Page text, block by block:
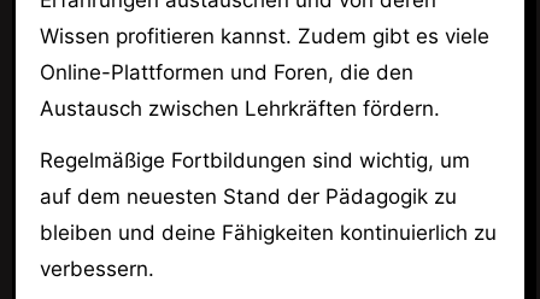
Wissen profitieren kannst. Zudem gibt es viele
Online-Plattformen und Foren, die den
Austausch zwischen Lehrkräften fördern.
Regelmäßige Fortbildungen sind wichtig, um
auf dem neuesten Stand der Pädagogik zu
bleiben und deine Fähigkeiten kontinuierlich zu
verbessern.